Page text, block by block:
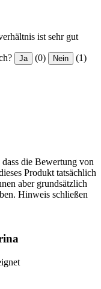
ist sehr gut
Ja (0) Nein (1)
die Bewertung von
Produkt tatsächlich
aber grundsätzlich
Hinweis schließen